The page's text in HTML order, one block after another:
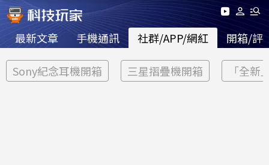
最新文章 手機通訊 社群/APP/網紅 開箱/評
Sony紀念耳機開箱 三星摺疊機開箱 「全新